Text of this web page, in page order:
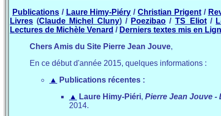
Publications / Laure Himy-Piéry /Christian Prigent/
Livres (Claude Michel Cluny) / Poezibao / TS_Eliot/
Lectures de Michèle Venard / Derniers textes mis en
Chers Amis du Site Pierre Jean Jouve,
En ce début d'année 2015, quelques informations :
▲
Publications récentes :
▲
Laure Himy-Piéri, Pierre Jean Jouve -
2014.